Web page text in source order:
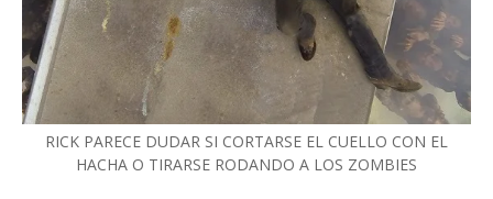
RICK PARECE DUDAR SI CORTARSE EL CUELLO CON EL
HACHA O TIRARSE RODANDO A LOS ZOMBIES